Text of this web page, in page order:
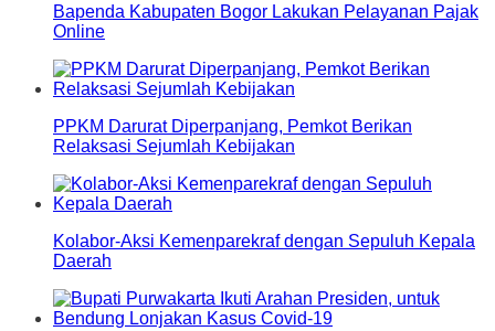
Bapenda Kabupaten Bogor Lakukan Pelayanan Pajak
Online
PPKM Darurat Diperpanjang, Pemkot Berikan
Relaksasi Sejumlah Kebijakan
Kolabor-Aksi Kemenparekraf dengan Sepuluh Kepala
Daerah